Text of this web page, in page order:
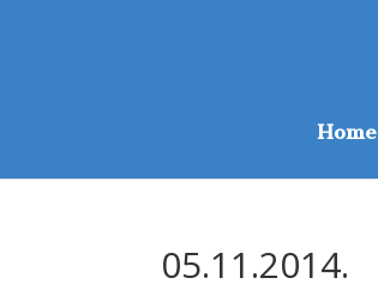
Home
05.11.2014.